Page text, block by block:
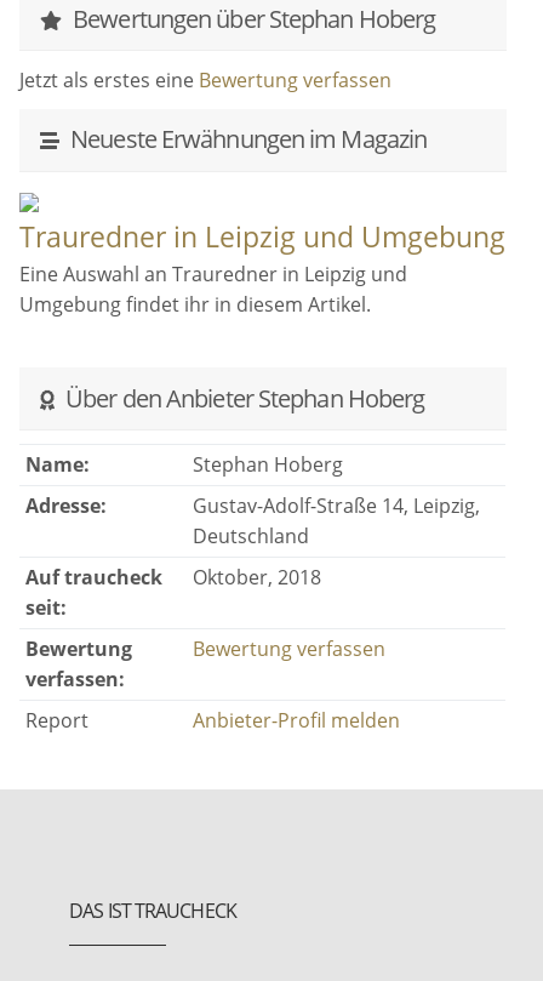
Bewertungen über Stephan Hoberg
Jetzt als erstes eine Bewertung verfassen
Neueste Erwähnungen im Magazin
Trauredner in Leipzig und Umgebung
Eine Auswahl an Trauredner in Leipzig und
Umgebung findet ihr in diesem Artikel.
Über den Anbieter Stephan Hoberg
Name:
Stephan Hoberg
Adresse:
Gustav-Adolf-Straße 14, Leipzig,
Deutschland
Auf traucheck
seit:
Oktober, 2018
Bewertung
verfassen:
Bewertung verfassen
Report Anbieter-Profil melden
DAS IST TRAUCHECK